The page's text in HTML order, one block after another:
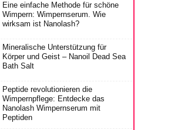
Eine einfache Methode für schöne
Wimpern: Wimpernserum. Wie
wirksam ist Nanolash?
Mineralische Unterstützung für
Körper und Geist – Nanoil Dead Sea
Bath Salt
Peptide revolutionieren die
Wimpernpflege: Entdecke das
Nanolash Wimpernserum mit
Peptiden